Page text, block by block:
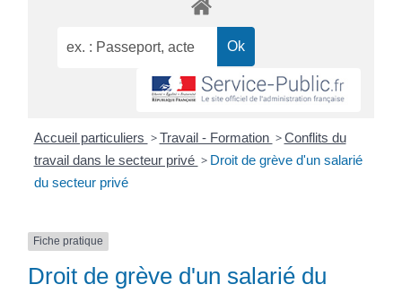
Accueil particuliers > Travail - Formation > Conflits du
travail dans le secteur privé > Droit de grève d'un salarié
du secteur privé
Fiche pratique
Droit de grève d'un salarié du